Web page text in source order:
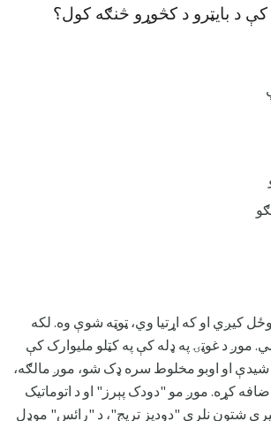
د بایټرو د کڅوړو څنګه کول؟
کیږي او که اړتیا وي، ټوټه شوې وه. لکه
موږ د غوټۍ په ډله کې په کټلو ملیوارک کې
او اوبو مخلوط سره ډک شو، موږ مالګه،
کړه. موږ مو "دودک پېرز" او د اتوماتیک
شتون نلري "دودیز تریج"، د "رائس" موډل